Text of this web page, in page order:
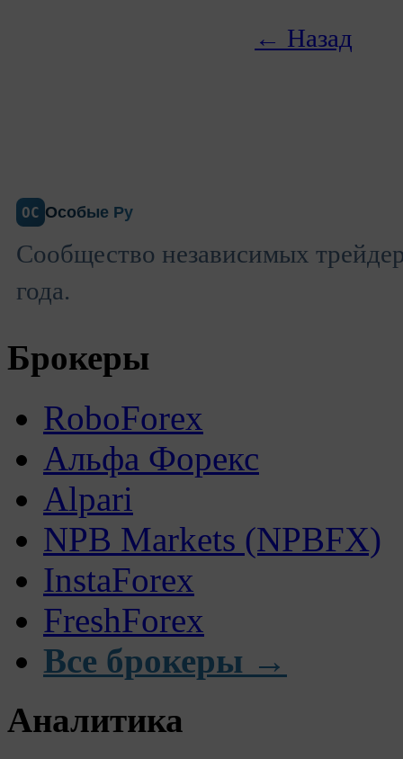
← Назад
ОС Особые Ру
Сообщество независимых
года.
Брокеры
RoboForex
Альфа Форекс
Alpari
NPB Markets (NPBFX)
InstaForex
FreshForex
Все брокеры →
Аналитика